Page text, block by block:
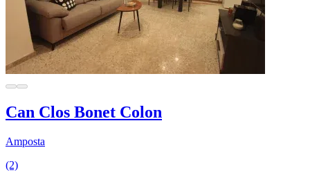
Can Clos Bonet Colon
Amposta
(2)